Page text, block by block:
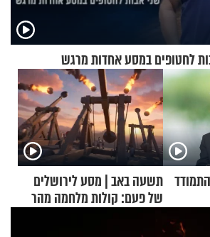
לחטופים במסע אחדות מרגש
תשעה באב | מסע לירושלים
של פעם: קולות מלחמה מהר